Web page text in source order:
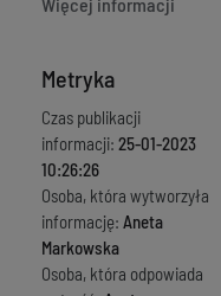
Metryka
Czas publikacji
informacji: 25-01-2023
10:26:26
Osoba, która wytworzyła
informację: Aneta
Markowska
Osoba, która odpowiada